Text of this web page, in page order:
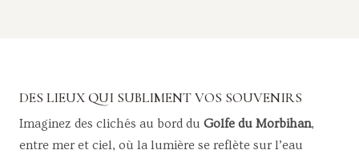
DES LIEUX QUI SUBLIMENT VOS SOUVENIRS
Imaginez des clichés au bord du Golfe du Morbihan,
entre mer et ciel, où la lumière se reflète sur l’eau